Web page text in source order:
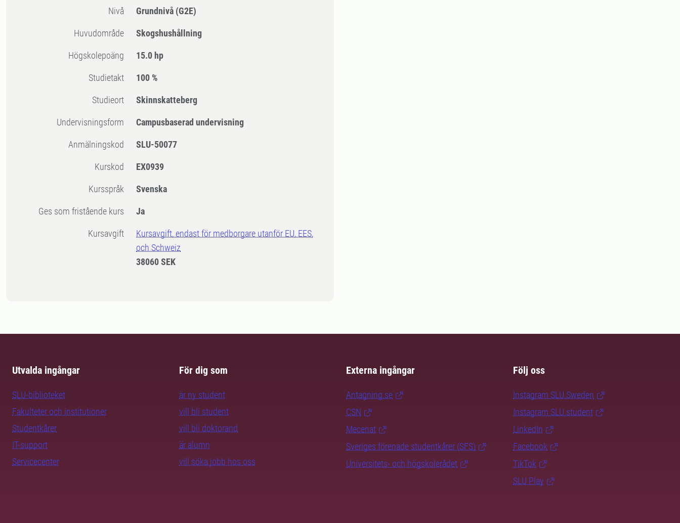
Nivå Grundnivå (G2E)
Huvudområde Skogshushållning
högskolepoäng 15.0 hp
Studietakt 100 %
Studieort Skinnskatteberg
Undervisningsform Campusbaserad undervisning
Anmälningskod SLU-50077
Kurskod EX0939
Kursspråk Svenska
Ges som fristående kurs Ja
Kursavgift
Kursavgift, endast för medborgare utanför EU, EES,
och Schweiz
38060 SEK
Utvalda ingångar
SLU-biblioteket
Fakulteter och institutioner
Studentkårer
IT-support
Servicecenter
För dig som
är ny student
vill bli student
vill bli doktorand
är alumn
vill söka jobb hos oss
Externa ingångar
Antagning.se
CSN
Mecenat
Sveriges förenade studentkårer (SFS)
Universitets- och högskolerådet
Följ oss
Instagram SLU.Sweden
Instagram SLU.student
LinkedIn
Facebook
TikTok
SLU Play